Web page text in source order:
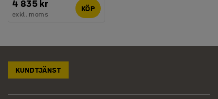
4 835 kr
exkl. moms
KÖP
KUNDTJÄNST